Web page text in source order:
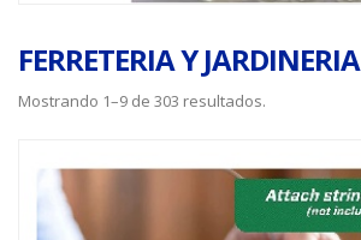
FERRETERIA Y JARDINERIA
Mostrando 1–9 de 303 resultados.